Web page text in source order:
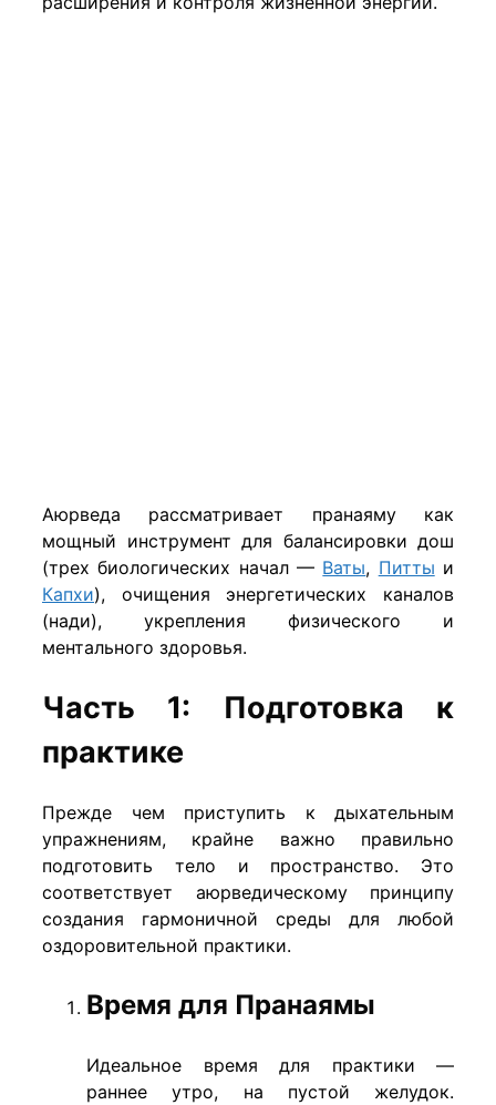
Аюрведа рассматривает пранаяму как
мощный инструмент для балансировки дош
(трех биологических начал — Ваты, Питты и
Капхи), очищения энергетических каналов
(нади), укрепления физического и
ментального здоровья.
Часть 1: Подготовка к
практике
Прежде чем приступить к дыхательным
упражнениям, крайне важно правильно
подготовить тело и пространство. Это
соответствует аюрведическому принципу
создания гармоничной среды для любой
оздоровительной практики.
Время для Пранаямы
Идеальное время для практики —
раннее утро, на пустой желудок.